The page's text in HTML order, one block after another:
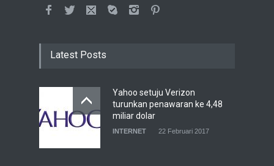
Latest Posts
Yahoo setuju Verizon
turunkan penawaran ke 4,48
miliar dolar
INTERNET 22 Februari 2017